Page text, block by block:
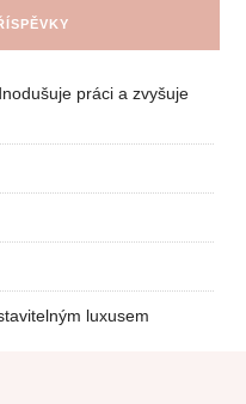
práci a zvyšuje
luxusem